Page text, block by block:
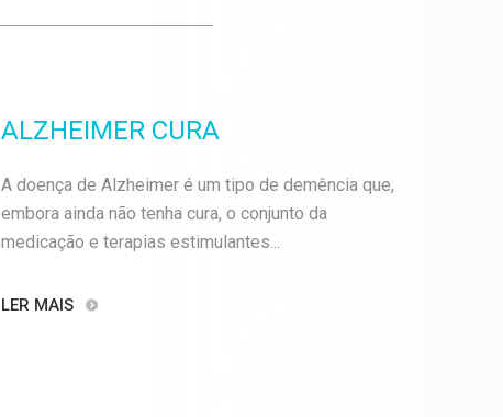
ALZHEIMER CURA
A doença de Alzheimer é um tipo de demência que,
embora ainda não tenha cura, o conjunto da
medicação e terapias estimulantes...
LER MAIS